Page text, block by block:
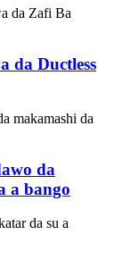
da Ductless
da
a bango